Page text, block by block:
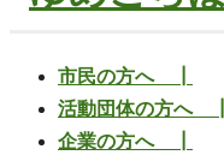
市民の方へ ┃
活動団体の方へ ┃
企業の方へ ┃